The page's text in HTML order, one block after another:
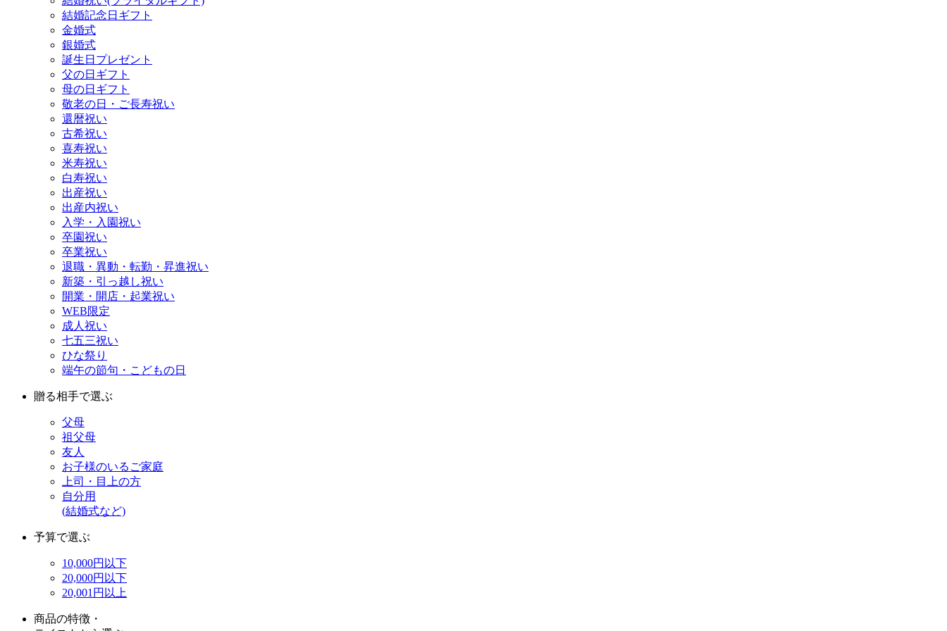
結婚記念日ギフト
金婚式
銀婚式
誕生日プレゼント
父の日ギフト
母の日ギフト
敬老の日・ご長寿祝い
還暦祝い
古希祝い
喜寿祝い
米寿祝い
白寿祝い
出産祝い
出産内祝い
入学・入園祝い
卒園祝い
卒業祝い
退職・異動・転勤・昇進祝い
新築・引っ越し祝い
開業・開店・起業祝い
WEB限定
成人祝い
七五三祝い
ひな祭り
端午の節句・こどもの日
贈る相手で選ぶ
父母
祖父母
友人
お子様のいるご家庭
上司・目上の方
自分用
(結婚式など)
予算で選ぶ
10,000円以下
20,000円以下
20,001円以上
商品の特徴・